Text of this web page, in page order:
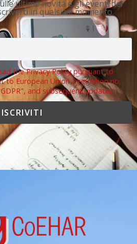
ultime novità e gli eventi del
in qualsiasi momento.
the Privacy Policy pursuant to
to European Union Regulation no.
and subsequent updates.